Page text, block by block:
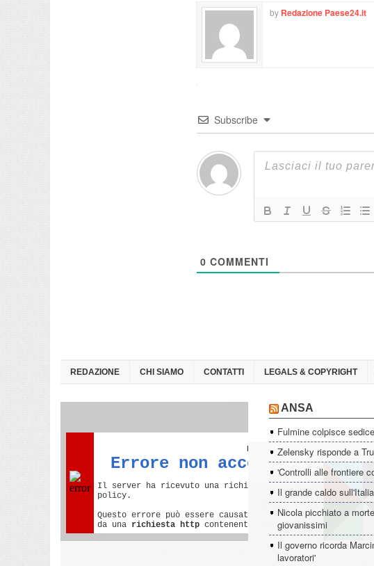
by Redazione Paese24.it
Subscribe
0 COMMENTI
REDAZIONE CHI SIAMO CONTATTI LEGALS & COPYRIGHT
ANSA
Fulmine colpisce
Zelensky risponde a
'Controlli alle frontiere
Il grande caldo
Nicola picchiato a
giovanissimi
Il governo ricorda
lavoratori'